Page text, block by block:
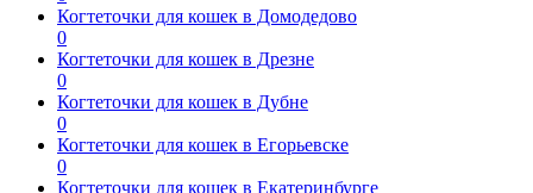
Когтеточки для кошек в Домодедово
0
Когтеточки для кошек в Дрезне
0
Когтеточки для кошек в Дубне
0
Когтеточки для кошек в Егорьевске
0
Когтеточки для кошек в Екатеринбурге